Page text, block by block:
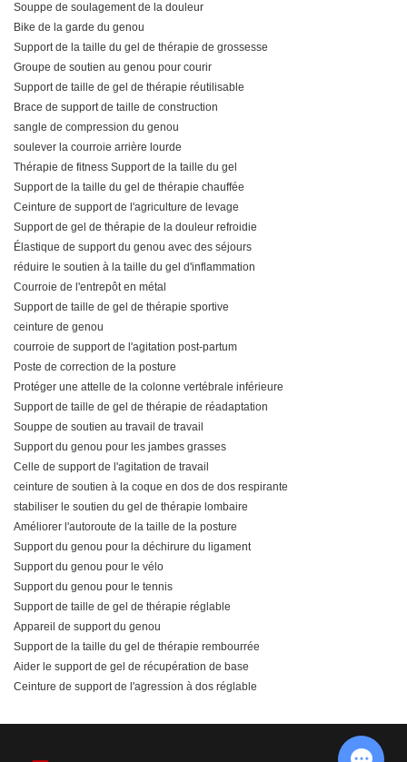
Souppe de soulagement de la douleur
Bike de la garde du genou
Support de la taille du gel de thérapie de grossesse
Groupe de soutien au genou pour courir
Support de taille de gel de thérapie réutilisable
Brace de support de taille de construction
sangle de compression du genou
soulever la courroie arrière lourde
Thérapie de fitness Support de la taille du gel
Support de la taille du gel de thérapie chauffée
Ceinture de support de l'agriculture de levage
Support de gel de thérapie de la douleur refroidie
Élastique de support du genou avec des séjours
réduire le soutien à la taille du gel d'inflammation
Courroie de l'entrepôt en métal
Support de taille de gel de thérapie sportive
ceinture de genou
courroie de support de l'agitation post-partum
Poste de correction de la posture
Protéger une attelle de la colonne vertébrale inférieure
Support de taille de gel de thérapie de réadaptation
Souppe de soutien au travail de travail
Support du genou pour les jambes grasses
Celle de support de l'agitation de travail
ceinture de soutien à la coque en dos de dos respirante
stabiliser le soutien du gel de thérapie lombaire
Améliorer l'autoroute de la taille de la posture
Support du genou pour la déchirure du ligament
Support du genou pour le vélo
Support du genou pour le tennis
Support de taille de gel de thérapie réglable
Appareil de support du genou
Support de la taille du gel de thérapie rembourrée
Aider le support de gel de récupération de base
Ceinture de support de l'agression à dos réglable